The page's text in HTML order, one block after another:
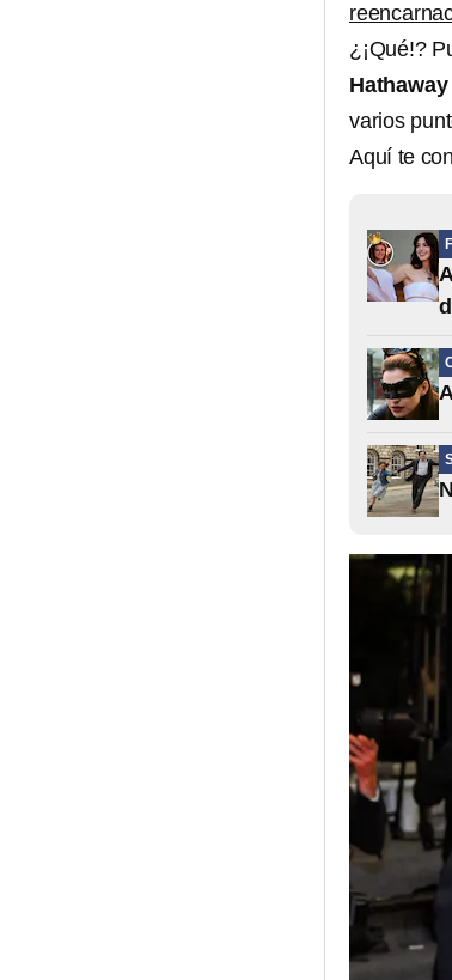
¿¡Qué!?
Hathaway
varios
Aquí te